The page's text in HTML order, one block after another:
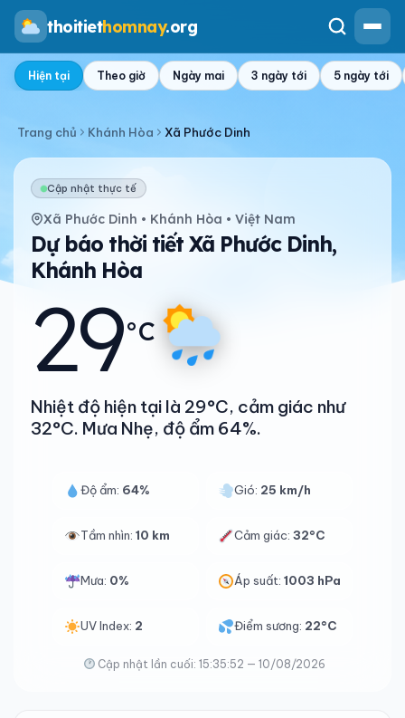
thoitiethomnay.org
Hiện tại Theo giờ Ngày mai 3 ngày tới 5 ngày tới
Trang chủ Khánh Hòa Xã Phước Dinh
Cập nhật thực tế
Xã Phước Dinh • Khánh Hòa • Việt Nam
Dự báo thời tiết Xã Phước Dinh,
Khánh Hòa
29°C
Nhiệt độ hiện tại là 29°C, cảm giác như
32°C. Mưa Nhẹ, độ ẩm 64%.
Độ ẩm: 64% Gió: 25 km/h
Tầm nhìn: 10 km Cảm giác:32°C
Mưa: 0% Áp suất:1003 hPa
UV Index: 2 Điểm sương: 22°C
Cập nhật lần cuối: 15:35:52 — 10/08/2026